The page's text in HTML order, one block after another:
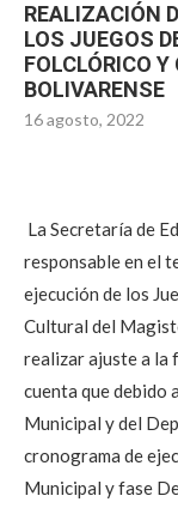
REALIZACIÓN
LOS JUEGOS
FOLCLÓRICO
BOLIVARENSE
16 agosto, 2022
La Secretaría de
responsable en el
ejecución de los
Cultural del
realizar ajuste a la
cuenta que debido
Municipal y del
cronograma de
Municipal y fase